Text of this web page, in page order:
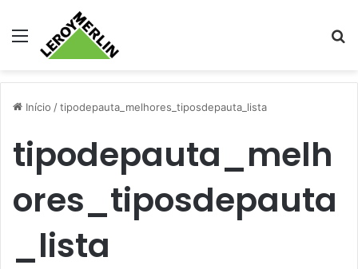
Menu
Início /tipodepauta_melhores_tiposdepauta_lista
tipodepauta_melh
ores_tiposdepauta
_lista